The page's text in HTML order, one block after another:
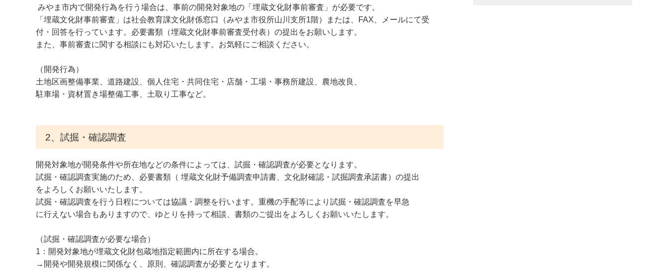
みやま市内で開発行為を行う場合は、事前の開発対象地の「埋蔵文化財事前審査」が必要です。
「埋蔵文化財事前審査」は社会教育課文化財係窓口（みやま市役所山川支所1階）または、FAX、メールにて受
付・回答を行っています。必要書類（埋蔵文化財事前審査受付表）の提出をお願いします。
また、事前審査に関する相談にも対応いたします。お気軽にご相談ください。
（開発行為）
土地区画整備事業、道路建設、個人住宅・共同住宅・店舗・工場・事務所建設、農地改良、
駐車場・資材置き場整備工事、土取り工事など。
2、試掘・確認調査
開発対象地が開発条件や所在地などの条件によっては、試掘・確認調査が必要となります。
試掘・確認調査実施のため、必要書類（ 埋蔵文化財予備調査申請書、文化財確認・試掘調査承諾書）の提出
をよろしくお願いいたします。
試掘・確認調査を行う日程については協議・調整を行います。重機の手配等により試掘・確認調査を早急
に行えない場合もありますので、ゆとりを持って相談、書類のご提出をよろしくお願いいたします。
（試掘・確認調査が必要な場合）
1：開発対象地が埋蔵文化財包蔵地指定範囲内に所在する場合。
→開発や開発規模に関係なく、原則、確認調査が必要となります。